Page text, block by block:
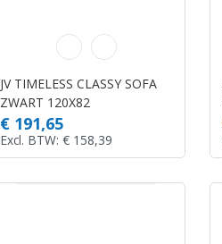
JV TIMELESS CLASSY SOFA
ZWART 120X82
€ 191,65
Excl. BTW: € 158,39